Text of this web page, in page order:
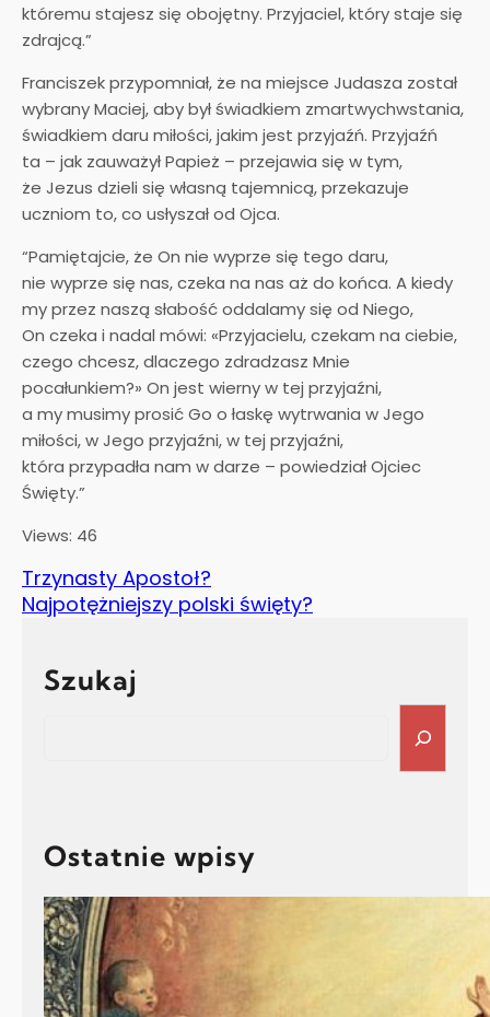
któremu stajesz się obojętny. Przyjaciel, który staje się
zdrajcą.”
Franciszek przypomniał, że na miejsce Judasza został
wybrany Maciej, aby był świadkiem zmartwychwstania,
świadkiem daru miłości, jakim jest przyjaźń. Przyjaźń
ta – jak zauważył Papież – przejawia się w tym,
że Jezus dzieli się własną tajemnicą, przekazuje
uczniom to, co usłyszał od Ojca.
“Pamiętajcie, że On nie wyprze się tego daru,
nie wyprze się nas, czeka na nas aż do końca. A kiedy
my przez naszą słabość oddalamy się od Niego,
On czeka i nadal mówi: «Przyjacielu, czekam na ciebie,
czego chcesz, dlaczego zdradzasz Mnie
pocałunkiem?» On jest wierny w tej przyjaźni,
a my musimy prosić Go o łaskę wytrwania w Jego
miłości, w Jego przyjaźni, w tej przyjaźni,
która przypadła nam w darze – powiedział Ojciec
Święty.”
Views: 46
Trzynasty Apostoł?
Najpotężniejszy polski święty?
Szukaj
Ostatnie wpisy